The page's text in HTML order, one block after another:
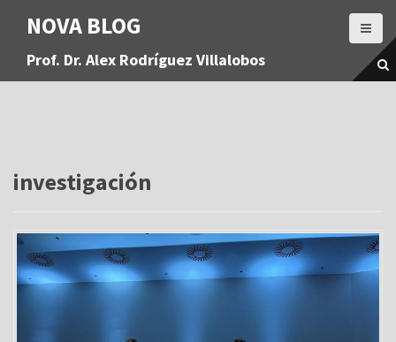
a
NOVA BLOG
Prof. Dr. Alex Rodríguez Villalobos
investigación